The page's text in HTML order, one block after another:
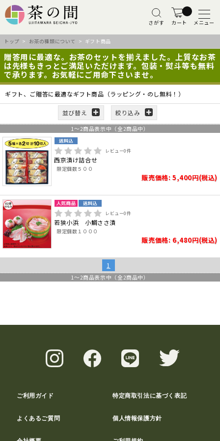
さがす カート メニュー
トップ > お茶の種類について > ギフト商品
贈答用に最適な。お茶のセットを揃えました。上質なお茶
は先様もきっとご満足いただけます。包装・熨斗等も無料
で承ります。お気軽にご用命下さいませ。
ギフト、ご贈答に最適なギフト商品（ラッピング・のし無料！）
並び替え 絞り込み
1 ～2商品表示中（全2商品中）
レビュー0件
西京漬け詰合せ
限定個数５００
販売価格: 5,400円(税込)
レビュー0件
若狭小浜 小鯛ささ漬
限定個数１０００
販売価格: 6,480円(税込)
1
1 ～2商品表示中（全2商品中）
ご利用ガイド 特定商取引法に基づく表記
よくあるご質問 個人情報保護方針